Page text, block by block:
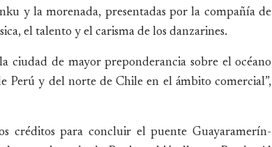
y la morenada, presentadas por la compañía de
el talento y el carisma de los danzarines.
ciudad de mayor preponderancia sobre el océano
Perú y del norte de Chile en el ámbito comercial”,
créditos para concluir el puente Guayaramerín-